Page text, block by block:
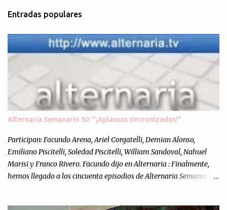
Entradas populares
Alternaria Semanario 50: "¡Aplausos sincronizados!"
Participan: Facundo Arena, Ariel Corgatelli, Demian Alonso,
Emiliano Piscitelli, Soledad Piscitelli, William Sandoval, Nahuel
Marisi y Franco Rivero. Facundo dijo en Alternaria : Finalmente,
hemos llegado a los cincuenta episodios de Alternaria Semanario.